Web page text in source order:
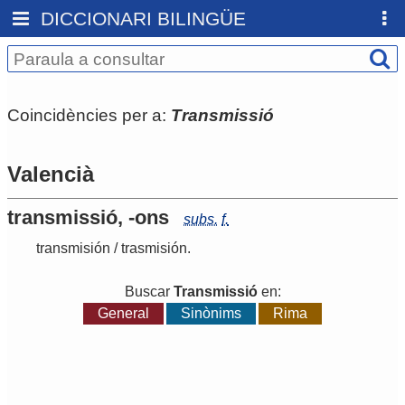
DICCIONARI BILINGÜE
Coincidències per a: Transmissió
Valencià
transmissió, -ons subs. f.
transmisión /trasmisión.
Buscar Transmissióen:
General
Sinònims Rima